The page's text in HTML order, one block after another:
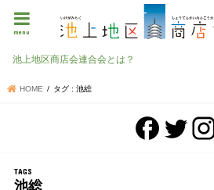
menu
池上地区商店会連合会とは？
HOME タグ : 池総
池総